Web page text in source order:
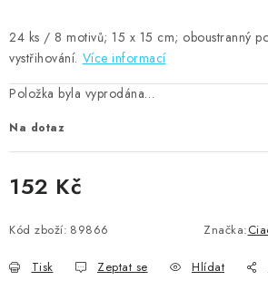
24 ks / 8 motivů; 15 x 15 cm; oboustranný
vystřihování. Více informací
Položka byla vyprodána…
Na dotaz
152 Kč
Kód zboží: 89866 Značka:
Tisk Zeptat se Hlídat